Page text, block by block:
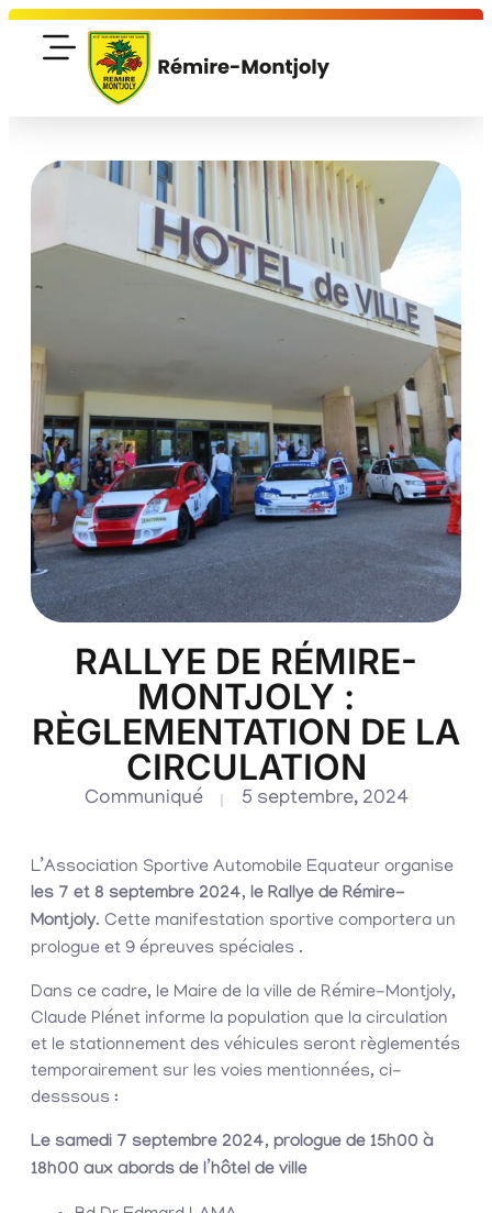
RALLYE DE RÉMIRE-
MONTJOLY :
RÈGLEMENTATION DE LA
CIRCULATION
Communiqué 5 septembre, 2024
L’Association Sportive Automobile Equateur organise
les 7 et 8 septembre 2024, le Rallye de Rémire-
Montjoly. Cette manifestation sportive comportera un
prologue et 9 épreuves spéciales .
Dans ce cadre, le Maire de la ville de Rémire-Montjoly,
Claude Plénet informe la population que la circulation
et le stationnement des véhicules seront règlementés
temporairement sur les voies mentionnées, ci-
desssous :
Le samedi 7 septembre 2024, prologue de 15h00 à
18h00 aux abords de l’hôtel de ville